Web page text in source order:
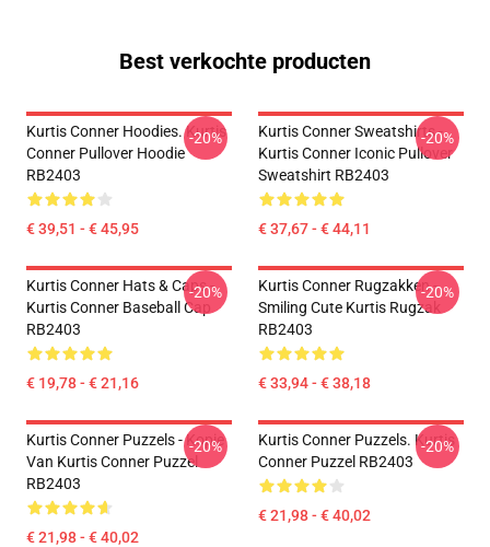
Best verkochte producten
Kurtis Conner Hoodies. Kurtis
Conner Pullover Hoodie
RB2403
€ 39,51 - € 45,95
-20%
Kurtis Conner Sweatshirts -
Kurtis Conner Iconic Pullover
Sweatshirt RB2403
€ 37,67 - € 44,11
-20%
Kurtis Conner Hats & Caps -
Kurtis Conner Baseball Cap
RB2403
€ 19,78 - € 21,16
-20%
Kurtis Conner Rugzakken -
Smiling Cute Kurtis Rugzak
RB2403
€ 33,94 - € 38,18
-20%
Kurtis Conner Puzzels - Kopie
Van Kurtis Conner Puzzel
RB2403
€ 21,98 - € 40,02
-20%
Kurtis Conner Puzzels. Kurtis
Conner Puzzel RB2403
€ 21,98 - € 40,02
-20%